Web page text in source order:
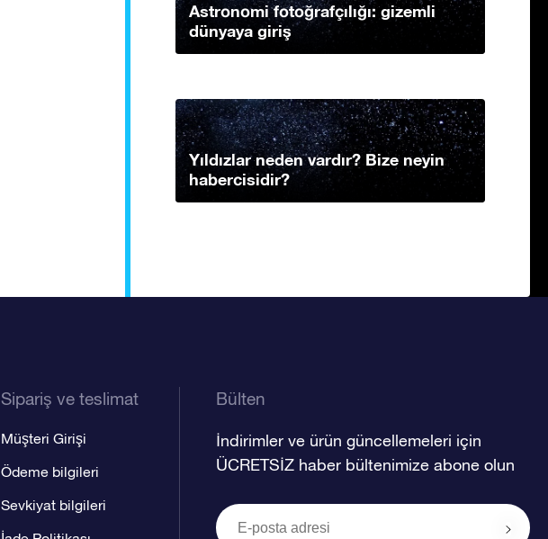
Astronomi fotoğrafçılığı: gizemli
dünyaya giriş
Yıldızlar neden vardır? Bize neyin
habercisidir?
Sipariş ve teslimat
Müşteri Girişi
Ödeme bilgileri
Sevkiyat bilgileri
Bülten
İndirimler ve ürün güncellemeleri için
ÜCRETSİZ haber bültenimize abone olun